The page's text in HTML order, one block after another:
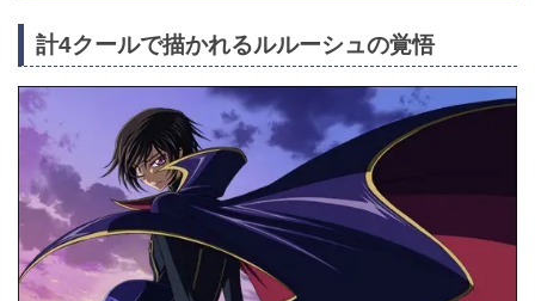
計4クールで描かれるルルーシュの覚悟